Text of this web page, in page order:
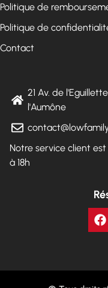
Politique de
Politique de
Contact
21 Av. de
l'Aumône
Notre service client
à 18h